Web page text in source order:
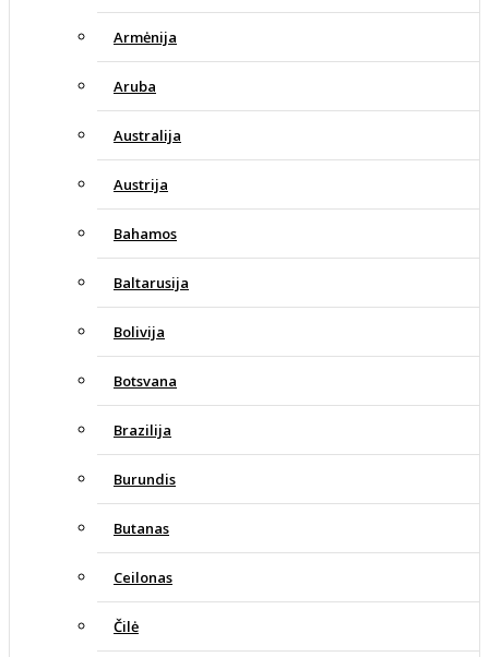
Armėnija
Aruba
Australija
Austrija
Bahamos
Baltarusija
Bolivija
Botsvana
Brazilija
Burundis
Butanas
Ceilonas
Čilė